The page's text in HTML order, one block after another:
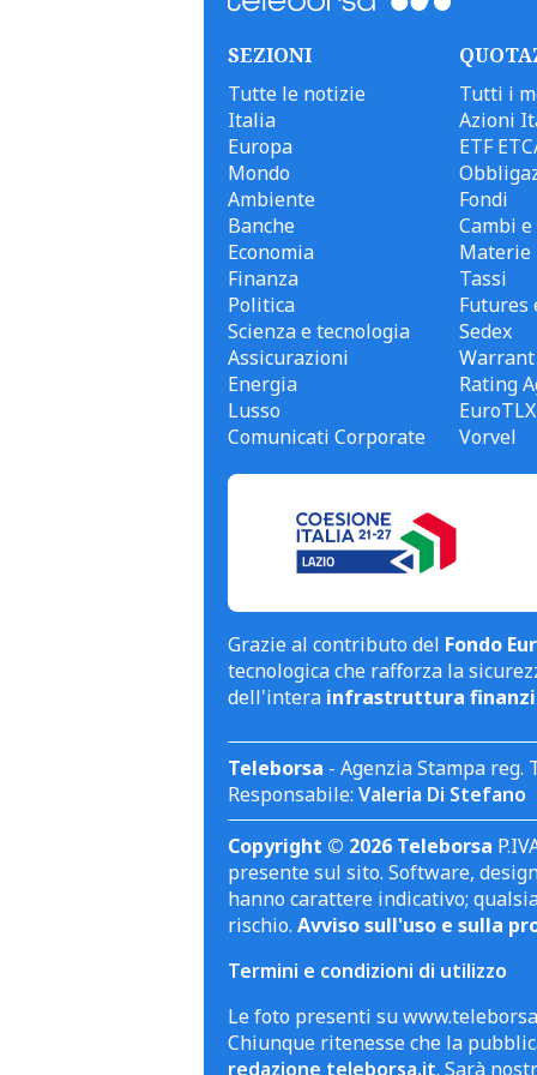
SEZIONI
Tutte le notizie
Italia
Europa
Mondo
Ambiente
Banche
Economia
Finanza
Politica
Scienza e tecnologia
Assicurazioni
Energia
Lusso
Comunicati Corporate
Tutti i
Azioni
ETF
Fondi
Cambi
Materie
Tassi
Futures
Sedex
Warrant
Rating
EuroTLX
Vorvel
Grazie al contributo del Fondo
tecnologica che rafforza la
dell'intera infrastruttura
Teleborsa - Agenzia Stampa
Responsabile: Valeria Di Stefano
Copyright © 2026 Teleborsa
presente sul sito. Software,
hanno carattere indicativo;
rischio. Avviso sull'uso e sulla
Termini e condizioni di utilizzo
Le foto presenti su
Chiunque ritenesse che la
redazione teleborsa.it. Sarà